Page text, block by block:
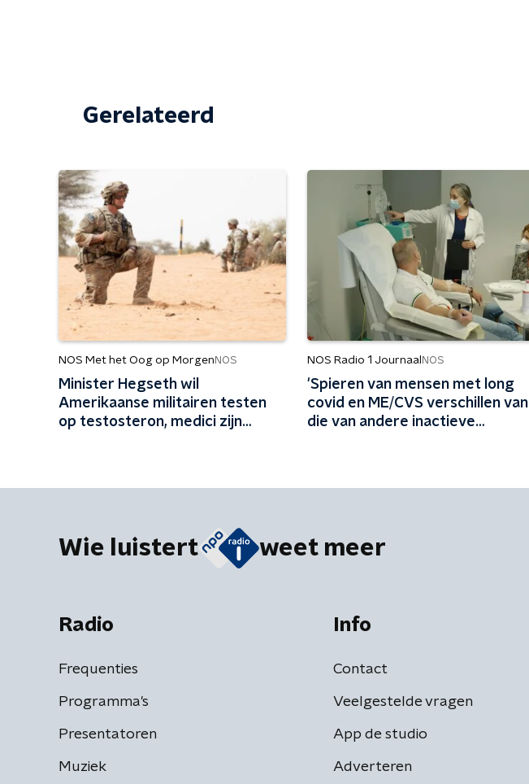
Gerelateerd
NOS Met het Oog op Morgen NOS
Minister Hegseth wil
Amerikaanse militairen testen
op testosteron, medici zijn
NOS Radio 1 Journaal NOS
'Spieren van mensen met long
covid en ME/CVS verschillen van
die van andere inactieve
Wie luistert weet meer
Radio
Frequenties
Programma's
Presentatoren
Muziek
Info
Contact
Veelgestelde vragen
App de studio
Adverteren